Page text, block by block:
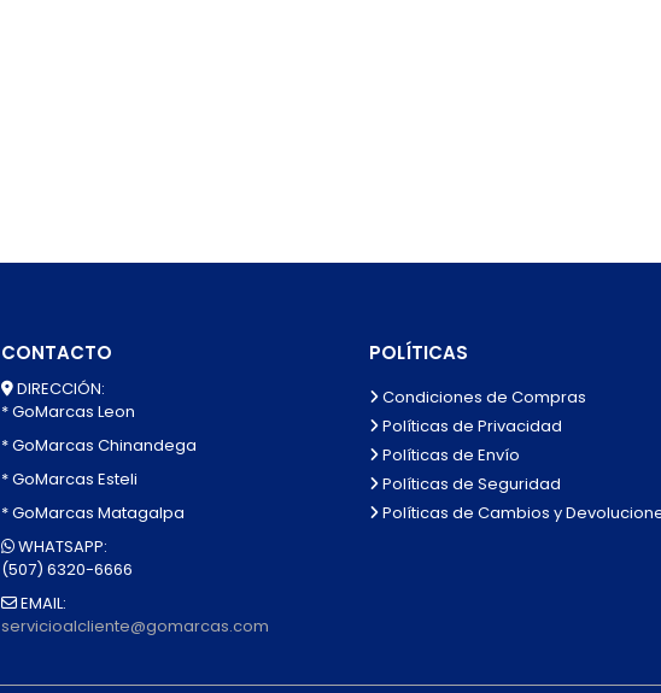
CONTACTO
DIRECCIÓN:
* GoMarcas Leon
* GoMarcas Chinandega
* GoMarcas Esteli
* GoMarcas Matagalpa
WHATSAPP:
(507) 6320-6666
EMAIL:
servicioalcliente@gomarcas.com
POLÍTICAS
Condiciones de Compras
Políticas de Privacidad
Políticas de Envío
Políticas de Seguridad
Políticas de Cambios y